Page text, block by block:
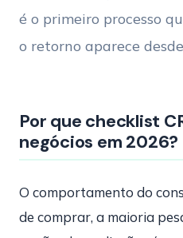
é o primeiro processo
o retorno aparece
Por que checklist
negócios em 2026?
O comportamento do
de comprar, a maioria